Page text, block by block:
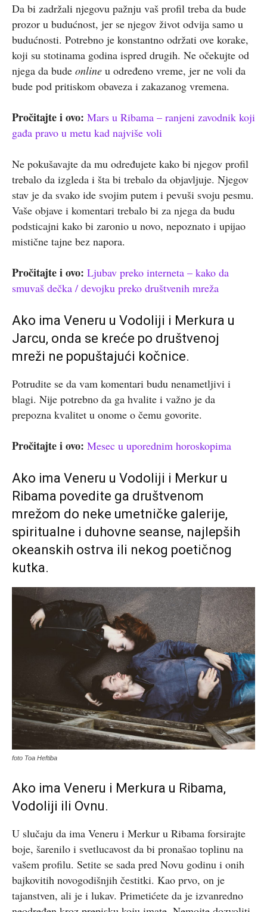
Da bi zadržali njegovu pažnju vaš profil treba da bude
prozor u budućnost, jer se njegov život odvija samo u
budućnosti. Potrebno je konstantno održati ove korake,
koji su stotinama godina ispred drugih. Ne očekujte od
njega da bude online u određeno vreme, jer ne voli da
bude pod pritiskom obaveza i zakazanog vremena.
Pročitajte i ovo: Mars u Ribama – ranjeni zavodnik koji
gađa pravo u metu kad najviše voli
Ne pokušavajte da mu određujete kako bi njegov profil
trebalo da izgleda i šta bi trebalo da objavljuje. Njegov
stav je da svako ide svojim putem i pevuši svoju pesmu.
Vaše objave i komentari trebalo bi za njega da budu
podsticajni kako bi zaronio u novo, nepoznato i upijao
mistične tajne bez napora.
Pročitajte i ovo: Ljubav preko interneta – kako da
smuvaš dečka / devojku preko društvenih mreža
Ako ima Veneru u Vodoliji i Merkura u
Jarcu, onda se kreće po društvenoj
mreži ne popuštajući kočnice.
Potrudite se da vam komentari budu nenametljivi i
blagi. Nije potrebno da ga hvalite i važno je da
prepozna kvalitet u onome o čemu govorite.
Pročitajte i ovo: Mesec u uporednim horoskopima
Ako ima Veneru u Vodoliji i Merkur u
Ribama povedite ga društvenom
mrežom do neke umetničke galerije,
spiritualne i duhovne seanse, najlepših
okeanskih ostrva ili nekog poetičnog
kutka.
foto Toa Heftiba
Ako ima Veneru i Merkura u Ribama,
Vodoliji ili Ovnu.
U slučaju da ima Veneru i Merkur u Ribama forsirajte
boje, šarenilo i svetlucavost da bi pronašao toplinu na
vašem profilu. Setite se sada pred Novu godinu i onih
bajkovitih novogodišnjih čestitki. Kao prvo, on je
tajanstven, ali je i lukav. Primetićete da je izvanredno